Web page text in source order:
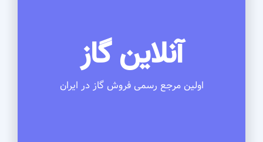
آنلاین گاز
اولین مرجع رسمی فروش گاز در ایران